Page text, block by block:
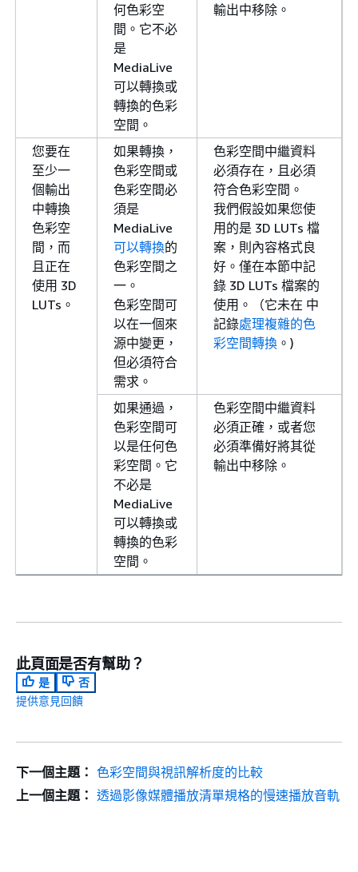
何色彩空
間。它不必
是
MediaLive
可以轉換或
轉換的色彩
空間。
輸出中移除。
您要在
至少一
個輸出
中轉換
色彩空
間，而
且正在
使用 3D
LUTs。
如果轉換，
色彩空間或
色彩空間必
須是
MediaLive
可以轉換的
色彩空間之
一。
色彩空間可
以在一個來
源中變更，
但必須符合
需求。
色彩空間中繼資料
必須存在，且必須
符合色彩空間。
我們假設如果您使
用的是 3D LUTs 檔
案，則內容格式良
好。僅在本節中記
錄 3D LUTs 檔案的
使用。（它未在 中
記錄處理複雜的色
彩空間轉換 。)
如果通過，
色彩空間可
以是任何色
彩空間。它
不必是
MediaLive
可以轉換或
轉換的色彩
空間。
色彩空間中繼資料
必須正確，或者您
必須準備好將其從
輸出中移除。
此頁面是否有幫助？
是
否
提供意見回饋
下一個主題： 色彩空間與視訊解析度的比較
上一個主題： 透過影像媒體播放清單規格的慢速播放音軌